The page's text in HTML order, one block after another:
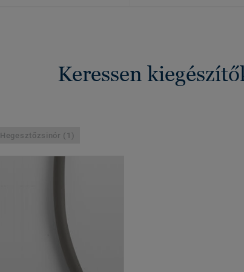
Keressen
Hegesztőzsinór (1)